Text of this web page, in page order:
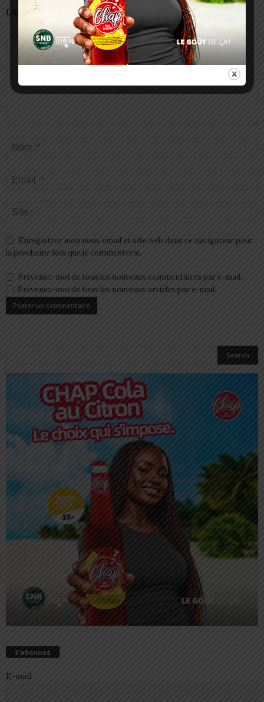
LAISSER UN COMMENTAIRE
Enregistrer mon nom, email et site web dans ce navigateur pour
la prochaine fois que je commenterai.
Prévenez-moi de tous les nouveaux commentaires par e-mail.
Prévenez-moi de tous les nouveaux articles par e-mail.
S’abonnez
E-mail